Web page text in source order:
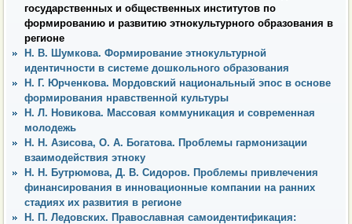
государственных и общественных институтов по
формированию и развитию этнокультурного образования в
регионе
Н. В. Шумкова. Формирование этнокультурной
идентичности в системе дошкольного образования
Н. Г. Юрченкова. Мордовский национальный эпос в основе
формирования нравственной культуры
Н. Л. Новикова. Массовая коммуникация и современная
молодежь
Н. Н. Азисова, О. А. Богатова. Проблемы гармонизации
взаимодействия этноку
Н. Н. Бутрюмова, Д. В. Сидоров. Проблемы привлечения
финансирования в инновационные компании на ранних
стадиях их развития в регионе
Н. П. Ледовских. Православная самоидентификация: